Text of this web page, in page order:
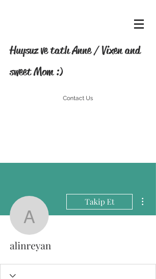
Huysuz ve tatlı Anne / Vixen and
sweet Mom :)
Contact Us
alinreyan
Takip Et
alinreyan